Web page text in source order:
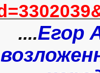
....Егор